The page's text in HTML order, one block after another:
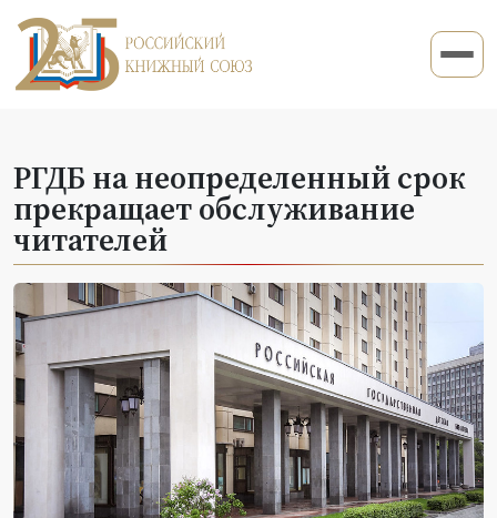
РГДБ на неопределенный срок
прекращает обслуживание
читателей